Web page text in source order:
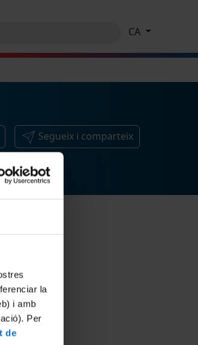
la
i amb
Per
de
CA
Segueix i comparteix